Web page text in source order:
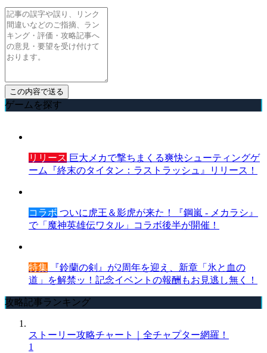
ゲームを探す
リリース 巨大メカで撃ちまくる爽快シューティングゲ
ーム『終末のタイタン：ラストラッシュ』リリース！
コラボ ついに虎王＆影虎が来た！『鋼嵐 - メカラシ』
で「魔神英雄伝ワタル」コラボ後半が開催！
特集 『鈴蘭の剣』が2周年を迎え、新章「氷と血の
道」を解禁ッ！記念イベントの報酬もお見逃し無く！
攻略記事ランキング
ストーリー攻略チャート｜全チャプター網羅！
1